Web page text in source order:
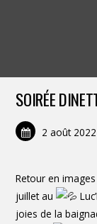
SOIRÉE
2 août 2022
Retour en
juillet au
joies de la